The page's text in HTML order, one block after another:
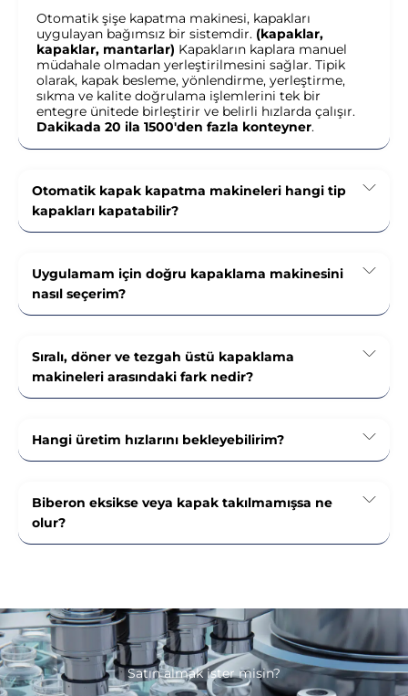
Otomatik şişe kapatma makinesi, kapakları
uygulayan bağımsız bir sistemdir. (kapaklar,
kapaklar, mantarlar) Kapakların kaplara manuel
müdahale olmadan yerleştirilmesini sağlar. Tipik
olarak, kapak besleme, yönlendirme, yerleştirme,
sıkma ve kalite doğrulama işlemlerini tek bir
entegre ünitede birleştirir ve belirli hızlarda çalışır.
Dakikada 20 ila 1500'den fazla konteyner.
Otomatik kapak kapatma makineleri hangi tip
kapakları kapatabilir?
Uygulamam için doğru kapaklama makinesini
nasıl seçerim?
Sıralı, döner ve tezgah üstü kapaklama
makineleri arasındaki fark nedir?
Hangi üretim hızlarını bekleyebilirim?
Biberon eksikse veya kapak takılmamışsa ne
olur?
Satın almak ister misin?